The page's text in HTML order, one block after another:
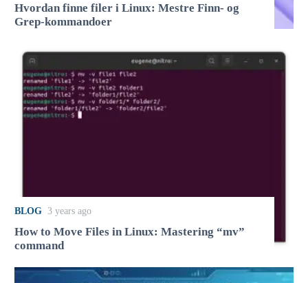
Hvordan finne filer i Linux: Mestre Finn- og
Grep-kommandoer
BLOG 3 years ago
How to Move Files in Linux: Mastering “mv”
command